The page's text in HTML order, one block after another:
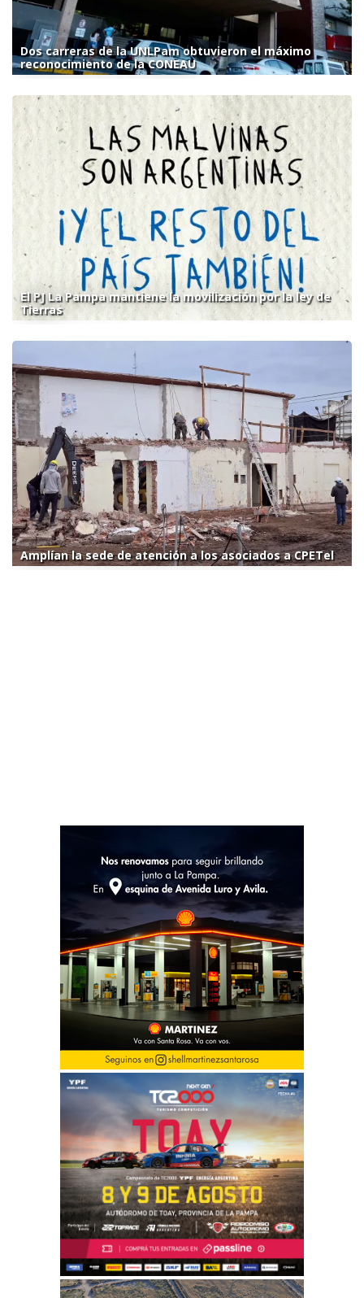
Dos carreras de la UNLPam obtuvieron el máximo
reconocimiento de la CONEAU
El PJ La Pampa mantiene la movilización por la ley de
Tierras
Amplían la sede de atención a los asociados a CPETel